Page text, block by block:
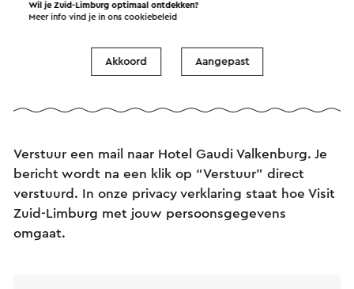
Verstuur een e-mail
Verstuur een mail naar Hotel Gaudi Valkenburg. Je
bericht wordt na een klik op “Verstuur” direct
verstuurd. In onze privacy verklaring staat hoe Visit
Zuid-Limburg met jouw persoonsgegevens
omgaat.
Wil je Zuid-Limburg optimaal ontdekken?
Meer info vind je in onscookiebeleid
Akkoord Aangepast